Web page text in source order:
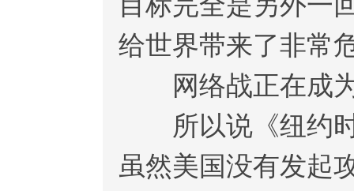
给世界带来了非常
网络战正在成为
所以说《纽约时
虽然美国没有发起